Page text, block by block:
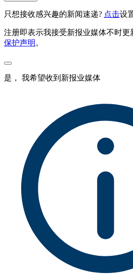
只想接收感兴趣的新闻速递? 点击设
注册即表示我接受新报业媒体不时更
保护声明 。
是， 我希望收到新报业媒体